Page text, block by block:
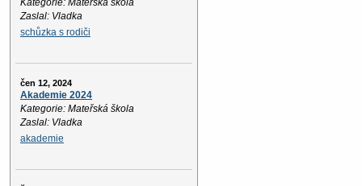
Kategorie: Mateřská škola
Zaslal: Vladka
schůzka s rodiči
čen 12, 2024
Akademie 2024
Kategorie: Mateřská škola
Zaslal: Vladka
akademie